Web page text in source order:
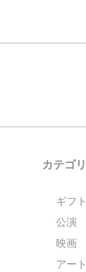
カテゴリ
ギフ
公演
映画
アー